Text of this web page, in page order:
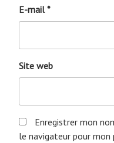
E-mail*
Site web
Enregistrer mon
le navigateur pour mon